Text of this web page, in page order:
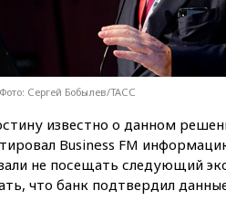
Сергей Бобылев/ТАСС
известно о данном
Business FM
не посещать следующий
что банк подтвердил